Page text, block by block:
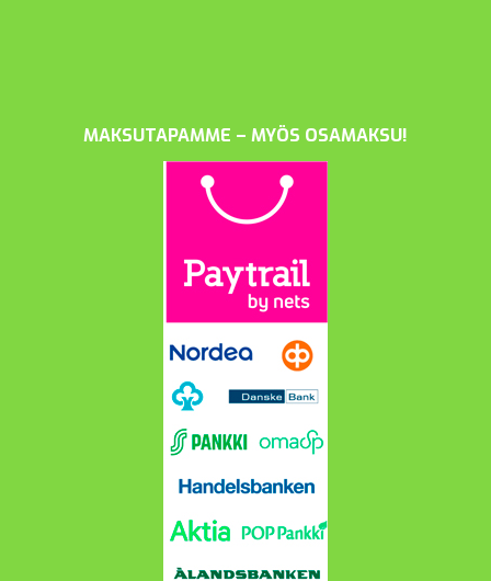
MAKSUTAPAMME – MYÖS OSAMAKSU!